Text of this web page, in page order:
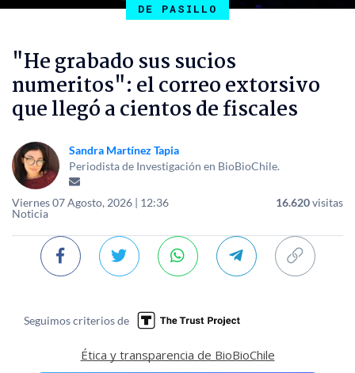
DE PASILLO
"He grabado sus sucios
numeritos": el correo extorsivo
que llegó a cientos de fiscales
Sandra Martínez Tapia
Periodista de Investigación en BioBioChile.
Viernes 07 Agosto, 2026 | 12:36
Noticia
16.620visitas
Seguimos criterios de
Ética y transparencia de BioBioChile